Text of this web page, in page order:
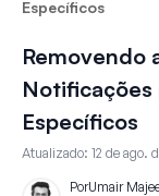
Específicos
Removendo
Notificações
Específicos
Atualizado: 12 de ago.
PorUmair